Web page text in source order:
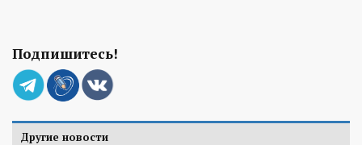
Подпишитесь!
Другие новости